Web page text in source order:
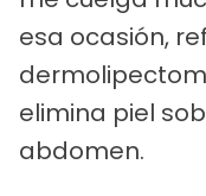
esa ocasión,
elimina piel
abdomen.